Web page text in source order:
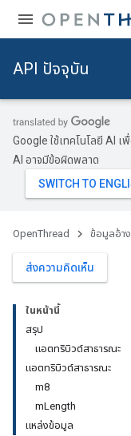
API ปัจจุบัน
Google ใช้เทคโนโลยี AI
AI อาจมีข้อผิดพลาด
OpenThread ข้อมูลอ้า
ส่งความคิดเห็น
ในหน้านี้
สรุป
แอตทริบิวต์สาธารณะ
แอตทริบิวต์สาธารณะ
m8
mLength
แหล่งข้อมูล